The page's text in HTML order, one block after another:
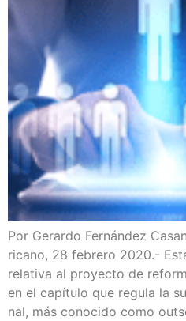
Por Gerar­do Fer­nán­dez
ri­cano, 28 febre­ro 2020.-
rela­ti­va al pro­yec­to de
en el capí­tu­lo que regu­la la
nal, más cono­ci­do como